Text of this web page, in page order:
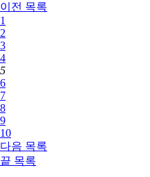
이전 목록
1
2
3
4
5
6
7
8
9
10
다음 목록
끝 목록